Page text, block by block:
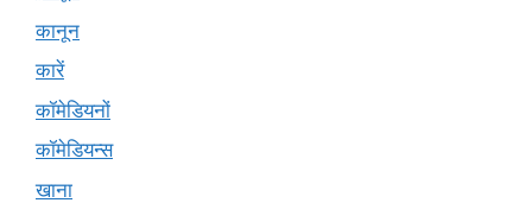
कानून
कारें
कॉमेडियनों
कॉमेडियन्स
खाना